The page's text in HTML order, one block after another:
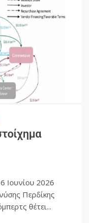
Ιουνίου 2026
Περδίκης
θέτει...